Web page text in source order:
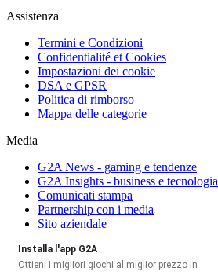
Assistenza
Termini e Condizioni
Confidentialité et Cookies
Impostazioni dei cookie
DSA e GPSR
Politica di rimborso
Mappa delle categorie
Media
G2A News - gaming e tendenze
G2A Insights - business e tecnologia
Comunicati stampa
Partnership con i media
Sito aziendale
Installa l'app G2A
Ottieni i migliori giochi al miglior prezzo in